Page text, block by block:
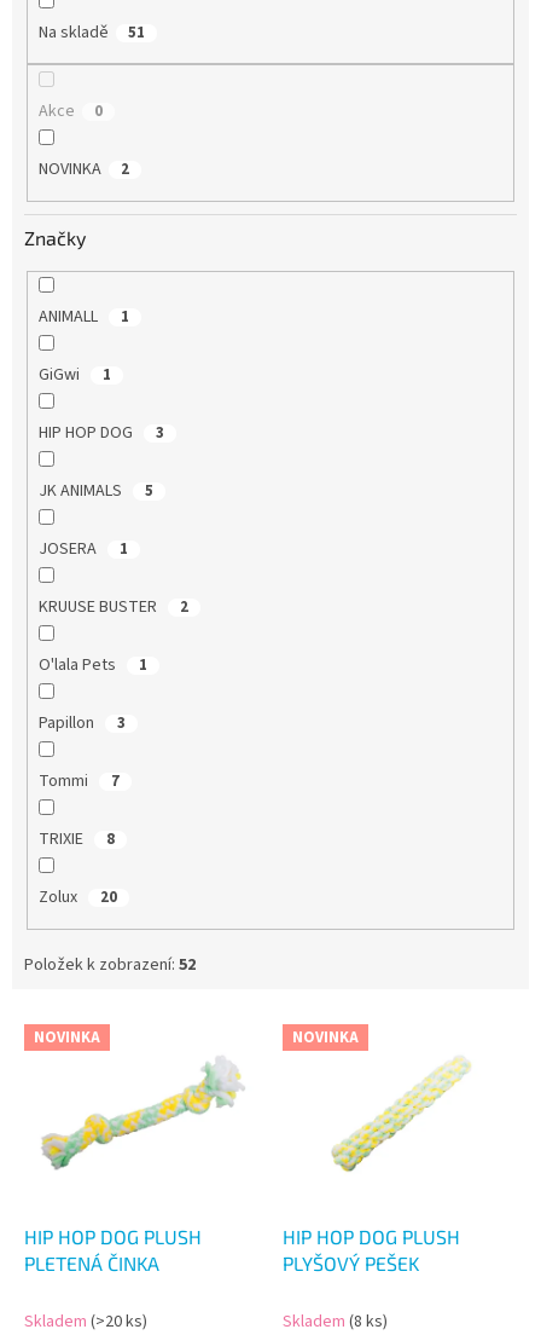
Na skladě 51
Akce 0
NOVINKA 2
Značky
ANIMALL 1
GiGwi 1
HIP HOP DOG 3
JK ANIMALS 5
JOSERA 1
KRUUSE BUSTER 2
O'lala Pets 1
Papillon 3
Tommi 7
TRIXIE 8
Zolux 20
Položek k zobrazení: 52
V NOVINKA
HIP HOP DOG PLUSH
PLETENÁ ČINKA
Skladem (>20 ks)
NOVINKA
HIP HOP DOG PLUSH
PLYŠOVÝ PEŠEK
Skladem (8 ks)